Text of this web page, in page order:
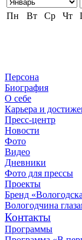
Пн Вт Ср Чт
Персона
Биография
О себе
Карьера и
Пресс-центр
Новости
Фото
Видео
Дневники
Фото для прессы
Проекты
Бренд
Вологодчина
Контакты
Программы